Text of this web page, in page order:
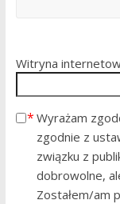
Witryna
Wyrażam
zgodnie z
związku z
dobrowolne,
Zostałem/am